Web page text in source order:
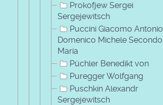
Prokofjew Sergei
Sergejewitsch
Puccini Giacomo Antonio
Domenico Michele Secondo
Maria
Püchler Benedikt von
Puregger Wolfgang
Puschkin Alexandr
Sergejewitsch